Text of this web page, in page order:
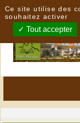
Ce site utilise des
souhaitez activer
Tout accepter